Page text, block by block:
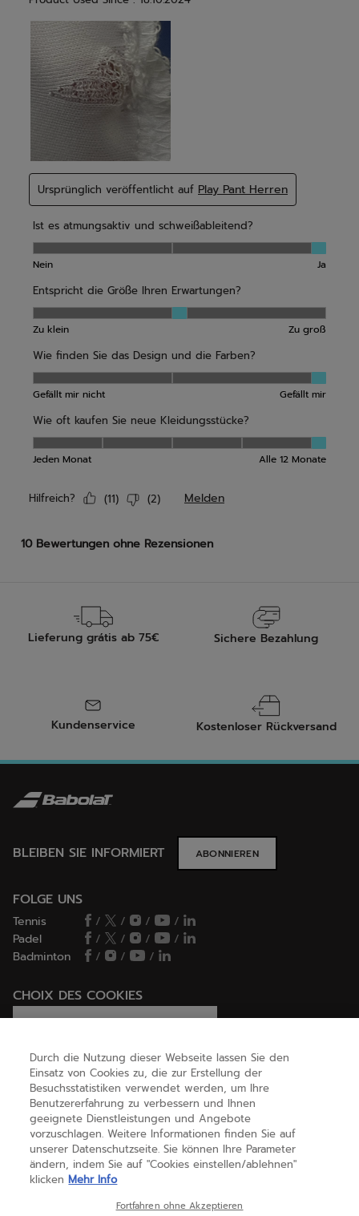
Lieferung grátis ab 75€ Sichere Bezahlung
Kundenservice Kostenloser Rückversand
BLEIBEN SIE INFORMIERT ABONNIEREN
FOLGE UNS
Tennis / / /
/
Padel
/ / /
/
Badminton
/ / /
CHOIX DES COOKIES
HILFE
ÜBER UNS
(deutsch)
Durch die Nutzung dieser Webseite lassen Sie den
Einsatz von Cookies zu, die zur Erstellung der
Besuchsstatistiken verwendet werden, um Ihre
Benutzererfahrung zu verbessern und Ihnen
geeignete Dienstleistungen und Angebote
vorzuschlagen. Weitere Informationen finden Sie auf
unserer Datenschutzseite. Sie können Ihre Parameter
ändern, indem Sie auf "Cookies einstellen/ablehnen"
klicken Mehr Info
Fortfahren ohne Akzeptieren